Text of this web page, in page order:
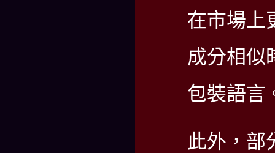
在市場上
成分相似
包裝語言
此外，部